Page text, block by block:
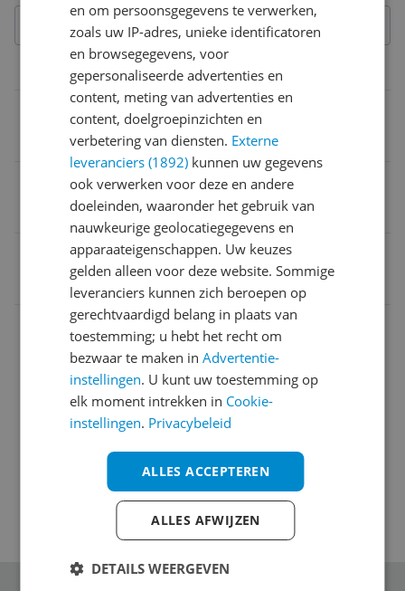
Connectiviteit
Type input/output
Headset
Bluetooth vereist
5025232545063
Algemene kenmerken
Kabels
Overige kenmerken
Technische specificaties
en om persoonsgegevens te verwerken,
zoals uw IP-adres, unieke identificatoren
en browsegegevens, voor
gepersonaliseerde advertenties en
content, meting van advertenties en
content, doelgroepinzichten en
verbetering van diensten. Externe
leveranciers (1892) kunnen uw gegevens
ook verwerken voor deze en andere
doeleinden, waaronder het gebruik van
nauwkeurige geolocatiegegevens en
apparaateigenschappen. Uw keuzes
gelden alleen voor deze website. Sommige
leveranciers kunnen zich beroepen op
gerechtvaardigd belang in plaats van
toestemming; u hebt het recht om
bezwaar te maken inAdvertentie-
instellingen. U kunt uw toestemming op
elk moment intrekken in Cookie-
instellingen. Privacybeleid
ALLES ACCEPTEREN
ALLES AFWIJZEN
DETAILS WEERGEVEN